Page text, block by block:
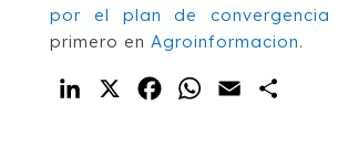
por el plan de convergencia
primero en Agroinformacion.
LinkedIn FacebookWhatsApp
Email